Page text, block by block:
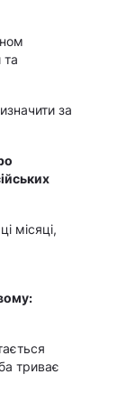
та
за
місяці,
триває